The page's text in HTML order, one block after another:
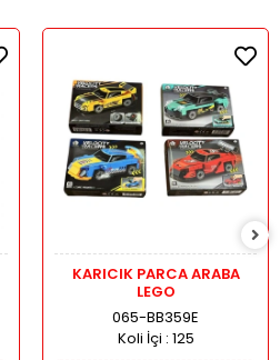
KARICIK PARCA ARABA
LEGO
065-BB359E
Koli İçi : 125